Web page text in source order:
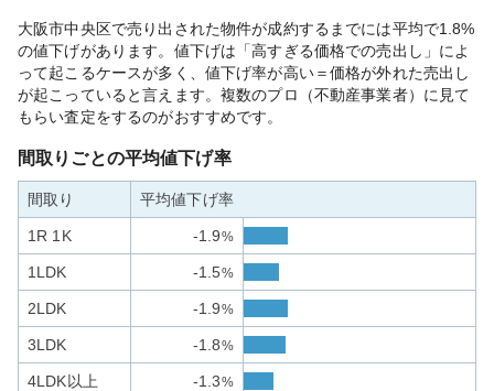
大阪市中央区で売り出された物件が成約するまでには平均で1.8%
の値下げがあります。値下げは「高すぎる価格での売出し」によ
って起こるケースが多く、値下げ率が高い＝価格が外れた売出し
が起こっていると言えます。複数のプロ（不動産事業者）に見て
もらい査定をするのがおすすめです。
間取りごとの平均値下げ率
間取り 平均値下げ率
1R 1K -1.9%
1LDK -1.5%
2LDK -1.9%
3LDK -1.8%
4LDK以上 -1.3%